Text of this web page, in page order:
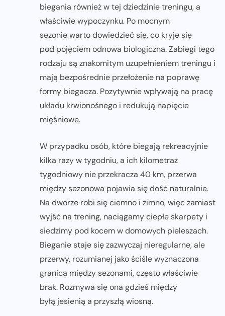
biegania również w tej dziedzinie treningu, a
właściwie wypoczynku. Po mocnym
sezonie warto dowiedzieć się, co kryje się
pod pojęciem odnowa biologiczna. Zabiegi tego
rodzaju są znakomitym uzupełnieniem treningu i
mają bezpośrednie przełożenie na poprawę
formy biegacza. Pozytywnie wpływają na pracę
układu krwionośnego i redukują napięcie
mięśniowe.
W przypadku osób, które biegają rekreacyjnie
kilka razy w tygodniu, a ich kilometraż
tygodniowy nie przekracza 40 km, przerwa
między sezonowa pojawia się dość naturalnie.
Na dworze robi się ciemno i zimno, więc zamiast
wyjść na trening, naciągamy ciepłe skarpety i
siedzimy pod kocem w domowych pieleszach.
Bieganie staje się zazwyczaj nieregularne, ale
przerwy, rozumianej jako ściśle wyznaczona
granica między sezonami, często właściwie
brak. Rozmywa się ona gdzieś między
byłą jesienią a przyszłą wiosną.